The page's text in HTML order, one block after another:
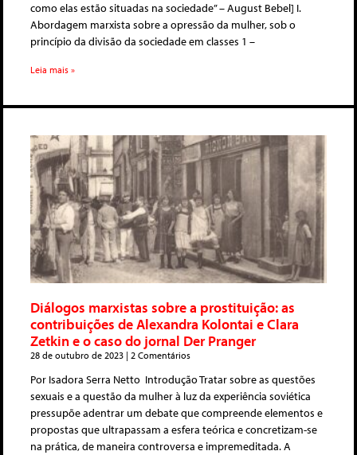
como elas estão​ ​situadas na sociedade” – August Bebel] I.
Abordagem marxista sobre a opressão da mulher, sob o
princípio da divisão da sociedade em classes 1 –
Leia mais »
Diálogos marxistas sobre a prostituição: as
contribuições de Alexandra Kolontai e Clara
Zetkin e o caso do jornal Der Pranger
28 de outubro de 2023 2 Comentários
Por Isadora Serra Netto Introdução Tratar sobre as questões
sexuais e a questão da mulher à luz da experiência soviética
pressupõe adentrar um debate que compreende elementos e
propostas que ultrapassam a esfera teórica e concretizam-se
na prática, de maneira controversa e impremeditada. A